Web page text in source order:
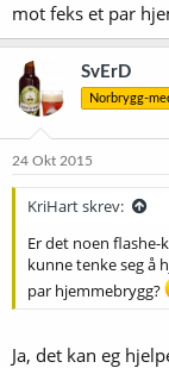
mot feks et par
SvErD
Norbrygg-
24 Okt 2015
KriHart skrev:
Er det noen
kunne tenke seg å
par hjemmebrygg?
Ja, det kan eg